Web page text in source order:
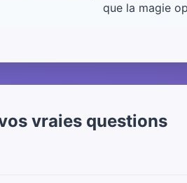
que la magie
vraies questions